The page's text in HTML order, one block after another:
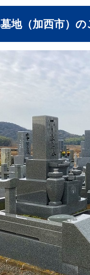
地（加西市）